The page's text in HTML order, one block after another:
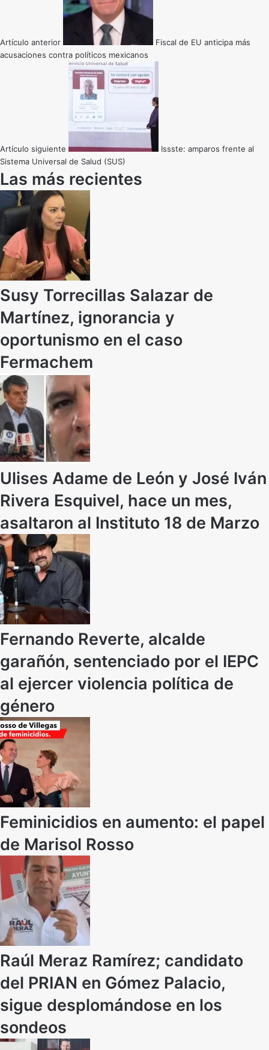
Artículo anterior
Fiscal de EU anticipa más
acusaciones contra políticos mexicanos
Artículo siguiente
Issste: amparos frente al
Sistema Universal de Salud (SUS)
Las más recientes
Susy Torrecillas Salazar de
Martínez, ignorancia y
oportunismo en el caso
Fermachem
Ulises Adame de León y José Iván
Rivera Esquivel, hace un mes,
asaltaron al Instituto 18 de Marzo
Fernando Reverte, alcalde
garañón, sentenciado por el IEPC
al ejercer violencia política de
género
Feminicidios en aumento: el papel
de Marisol Rosso
Raúl Meraz Ramírez; candidato
del PRIAN en Gómez Palacio,
sigue desplomándose en los
sondeos